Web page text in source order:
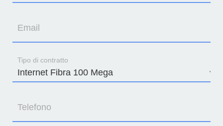
Email
Tipo di contratto
Telefono